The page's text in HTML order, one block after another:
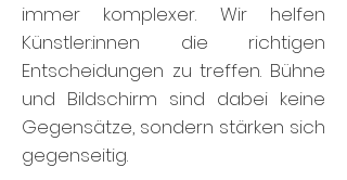
immer komplexer. Wir helfen
Künstler:innen die richtigen
Entscheidungen zu treffen. Bühne
und Bildschirm sind dabei keine
Gegensätze, sondern stärken sich
gegenseitig.